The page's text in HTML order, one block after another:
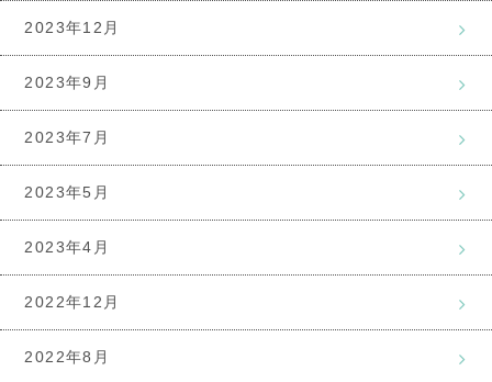
2023年12月
2023年9月
2023年7月
2023年5月
2023年4月
2022年12月
2022年8月